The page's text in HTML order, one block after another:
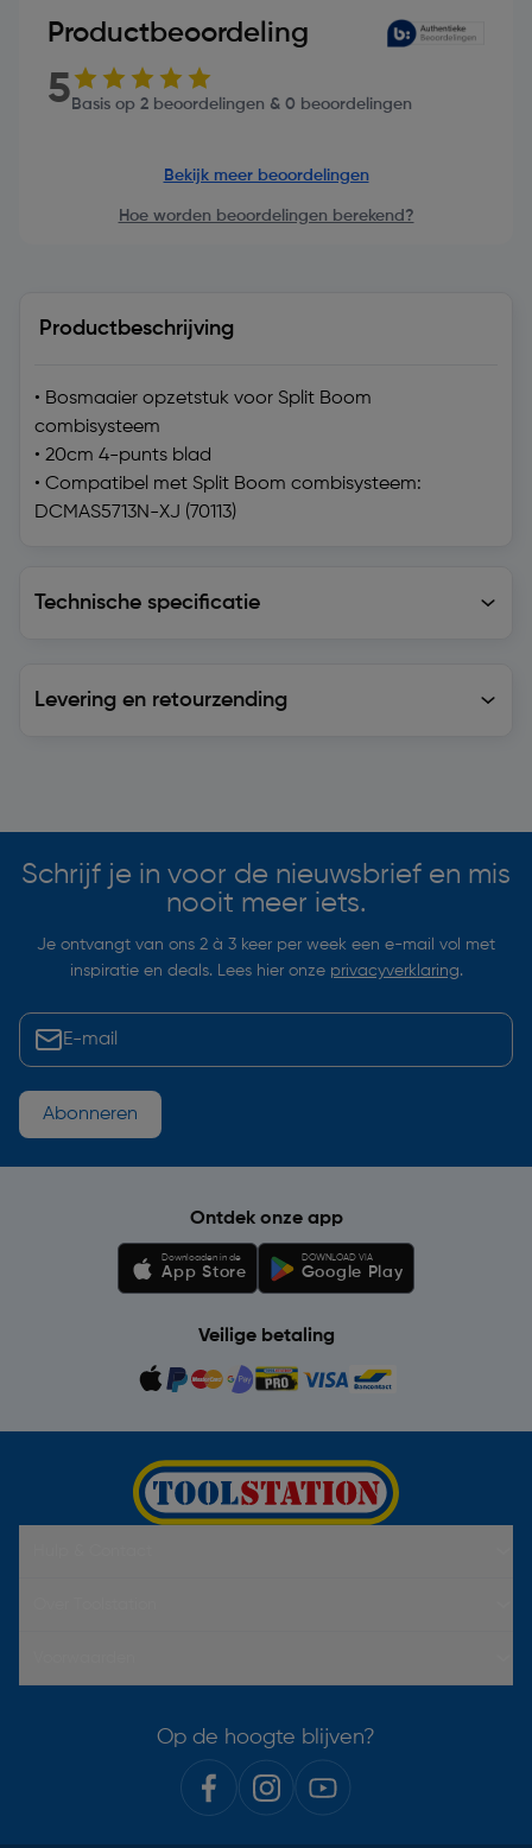
Productbeoordeling
5 Basis op 2 beoordelingen & 0 beoordelingen
Bekijk meer beoordelingen
Hoe worden beoordelingen berekend?
Productbeschrijving
• Bosmaaier opzetstuk voor Split Boom
combisysteem
• 20cm 4-punts blad
• Compatibel met Split Boom combisysteem:
DCMAS5713N-XJ (70113)
Technische specificatie
Levering en retourzending
Schrijf je in voor de nieuwsbrief en mis
nooit meer iets.
Je ontvangt van ons 2 à 3 keer per week een e-mail vol met
inspiratie en deals. Lees hier onze privacyverklaring.
Abonneren
Ontdek onze app
Downloaden in de
App Store
DOWNLOAD VIA
Google Play
Veilige betaling
Op de hoogte blijven?